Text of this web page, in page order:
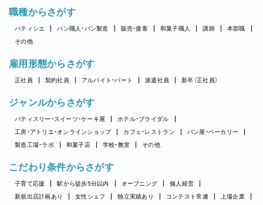
職種からさがす
パティシエ パン職人・パン製造 販売・接客 和菓子職人 講師
本部職
その他
雇用形態からさがす
正社員 契約社員 アルバイト・パート 派遣社員 新卒（正社員）
ジャンルからさがす
パティスリー・スイーツ・ケーキ屋
ホテル・ブライダル
工房・アトリエ・オンラインショップ
カフェ・レストラン
パン屋・ベーカリー
製造工場・ラボ
和菓子店 学校・教室 その他
こだわり条件からさがす
子育て応援 駅から徒歩5分以内 オープニング
個人経営
新規出店計画あり
女性シェフ 独立実績あり コンテスト常連
上場企業